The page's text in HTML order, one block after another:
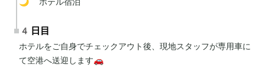
4日目
ホテルをご自身でチェックアウト後、現地スタッフが専用車に
て空港へ送迎します🚗